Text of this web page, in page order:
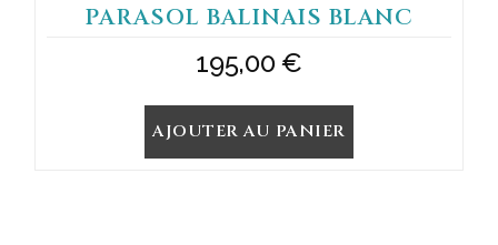
PARASOL BALINAIS BLANC
195,00€
AJOUTER AU PANIER